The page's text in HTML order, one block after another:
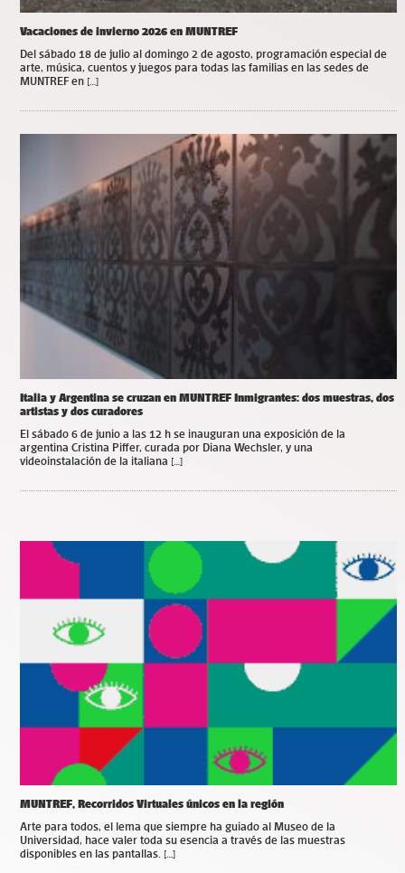
Vacaciones de invierno 2026 en MUNTREF
Del sábado 18 de julio al domingo 2 de agosto, programación especial de
arte, música, cuentos y juegos para todas las familias en las sedes de
MUNTREF en […]
Italia y Argentina se cruzan en MUNTREF Inmigrantes: dos muestras, dos
artistas y dos curadores
El sábado 6 de junio a las 12 h se inauguran una exposición de la
argentina Cristina Piffer, curada por Diana Wechsler, y una
videoinstalación de la italiana […]
MUNTREF, Recorridos Virtuales únicos en la región
Arte para todos, el lema que siempre ha guiado al Museo de la
Universidad, hace valer toda su esencia a través de las muestras
disponibles en las pantallas. […]